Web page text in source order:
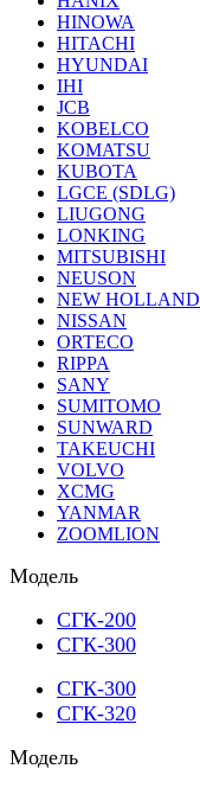
HINOWA
HITACHI
HYUNDAI
IHI
JCB
KOBELCO
KOMATSU
KUBOTA
LGCE (SDLG)
LIUGONG
LONKING
MITSUBISHI
NEUSON
NEW HOLLAND
NISSAN
ORTECO
RIPPA
SANY
SUMITOMO
SUNWARD
TAKEUCHI
VOLVO
XCMG
YANMAR
ZOOMLION
Модель
СГК-200
СГК-300
СГК-300
СГК-320
Модель